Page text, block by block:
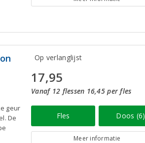
geur
De
Op verlanglijst
17,95
Vanaf 12 flessen 16,45 per fles
Fles Doos (6)
Meer informatie